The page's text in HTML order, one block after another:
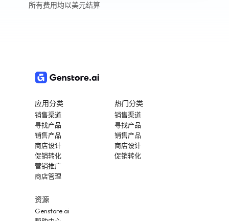
所有费用均以美元结算
应用分类
销售渠道
寻找产品
销售产品
商店设计
促销转化
营销推广
商店管理
热门分类
销售渠道
寻找产品
销售产品
商店设计
促销转化
资源
Genstore.ai